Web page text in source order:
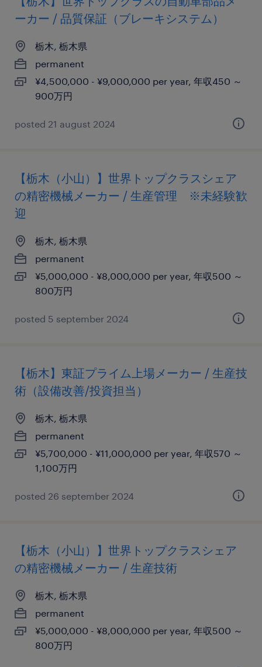
ーカー / 品質保証（ブレーキシステム）
栃木, 栃木県
permanent
¥4,500,000 - ¥9,000,000 per year, 年収450 ～
900万円
posted 21 august 2024
【栃木（小山）】世界トップクラスシェア
の精密機械メーカー / 生産管理 ※未経験歓
迎
栃木, 栃木県
permanent
¥5,000,000 - ¥8,000,000 per year, 年収500 ～
800万円
posted 5 september 2024
【栃木】東証プライム上場メーカー / 生産技
術（設備改善/投資担当）
栃木, 栃木県
permanent
¥5,700,000 - ¥11,000,000 per year, 年収570 ～
1,100万円
posted 26 september 2024
【栃木（小山）】世界トップクラスシェア
の精密機械メーカー / 生産技術
栃木, 栃木県
permanent
¥5,000,000 - ¥8,000,000 per year, 年収500 ～
800万円